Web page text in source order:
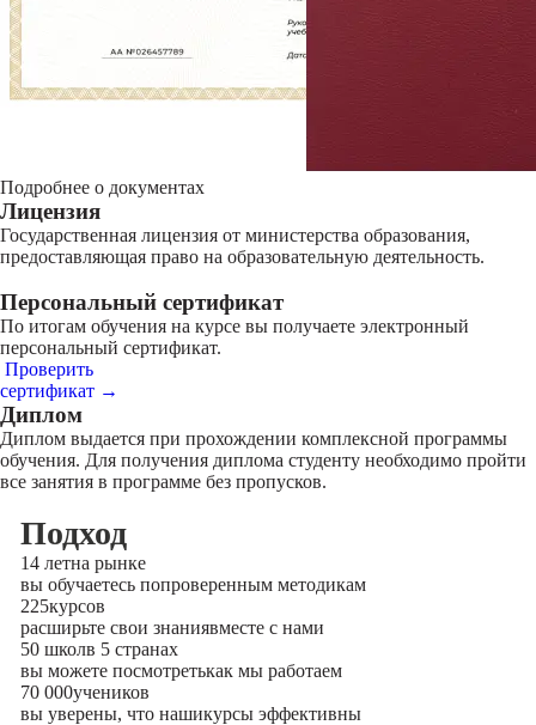
Подробнее о документах
Лицензия
Государственная лицензия от министерства образования,
предоставляющая право на образовательную деятельность.
Персональный сертификат
По итогам обучения на курсе вы получаете электронный
персональный сертификат.
Проверить
сертификат →
Диплом
Диплом выдается при прохождении комплексной программы
обучения. Для получения диплома студенту необходимо пройти
все занятия в программе без пропусков.
Подход
14 летна рынке
вы обучаетесь попроверенным методикам
225курсов
расширьте свои знаниявместе с нами
50 школв 5 странах
вы можете посмотретькак мы работаем
70 000учеников
вы уверены, что нашикурсы эффективны